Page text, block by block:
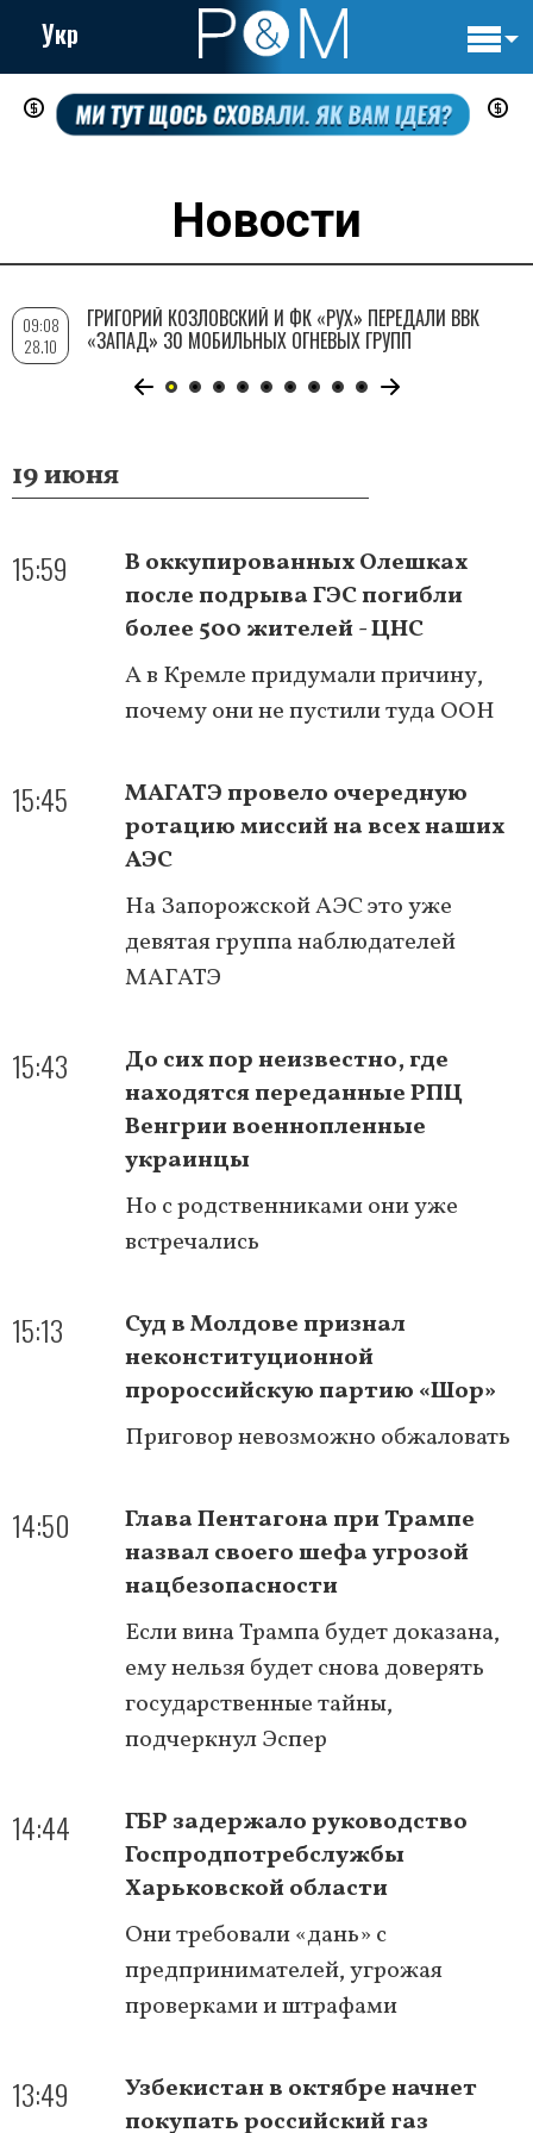
Перейти
Укр
Новости
19 июня
15:59
В оккупированных Олешках
после подрыва ГЭС погибли
более 500 жителей - ЦНС
А в Кремле придумали причину,
почему они не пустили туда ООН
15:45
МАГАТЭ провело очередную
ротацию миссий на всех наших
АЭС
На Запорожской АЭС это уже
девятая группа наблюдателей
МАГАТЭ
15:43
До сих пор неизвестно, где
находятся переданные РПЦ
Венгрии военнопленные
украинцы
Но с родственниками они уже
встречались
15:13
Суд в Молдове признал
неконституционной
пророссийскую партию «Шор»
Приговор невозможно обжаловать
14:50
Глава Пентагона при Трампе
назвал своего шефа угрозой
нацбезопасности
Если вина Трампа будет доказана,
ему нельзя будет снова доверять
государственные тайны,
подчеркнул Эспер
14:44
ГБР задержало руководство
Госпродпотребслужбы
Харьковской области
Они требовали «дань» с
предпринимателей, угрожая
проверками и штрафами
13:49
Узбекистан в октябре начнет
покупать российский газ
09:08
28.10
ГРИГОРИЙ КОЗЛОВСКИЙ И ФК «РУХ» ПЕРЕДАЛИ ВВК
«ЗАПАД» 30 МОБИЛЬНЫХ ОГНЕВЫХ ГРУПП